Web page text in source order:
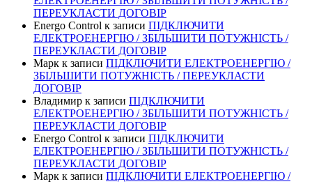
ПЕРЕУКЛАСТИ ДОГОВІР
Energo Control к записи ПІДКЛЮЧИТИ
ЕЛЕКТРОЕНЕРГІЮ / ЗБІЛЬШИТИ ПОТУЖНІСТЬ /
ПЕРЕУКЛАСТИ ДОГОВІР
Марк к записи ПІДКЛЮЧИТИ ЕЛЕКТРОЕНЕРГІЮ /
ЗБІЛЬШИТИ ПОТУЖНІСТЬ / ПЕРЕУКЛАСТИ
ДОГОВІР
Владимир к записи ПІДКЛЮЧИТИ
ЕЛЕКТРОЕНЕРГІЮ / ЗБІЛЬШИТИ ПОТУЖНІСТЬ /
ПЕРЕУКЛАСТИ ДОГОВІР
Energo Control к записи ПІДКЛЮЧИТИ
ЕЛЕКТРОЕНЕРГІЮ / ЗБІЛЬШИТИ ПОТУЖНІСТЬ /
ПЕРЕУКЛАСТИ ДОГОВІР
Марк к записи ПІДКЛЮЧИТИ ЕЛЕКТРОЕНЕРГІЮ /